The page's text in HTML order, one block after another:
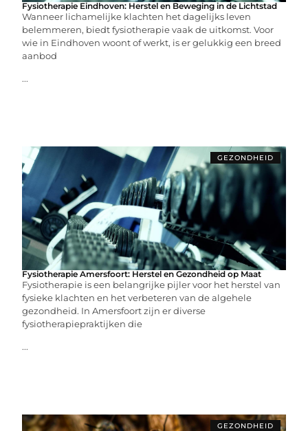
Fysiotherapie Eindhoven: Herstel en Beweging in de Lichtstad
Wanneer lichamelijke klachten het dagelijks leven
belemmeren, biedt fysiotherapie vaak de uitkomst. Voor
wie in Eindhoven woont of werkt, is er gelukkig een breed
aanbod
...
GEZONDHEID
Fysiotherapie Amersfoort: Herstel en Gezondheid op Maat
Fysiotherapie is een belangrijke pijler voor het herstel van
fysieke klachten en het verbeteren van de algehele
gezondheid. In Amersfoort zijn er diverse
fysiotherapiepraktijken die
...
GEZONDHEID